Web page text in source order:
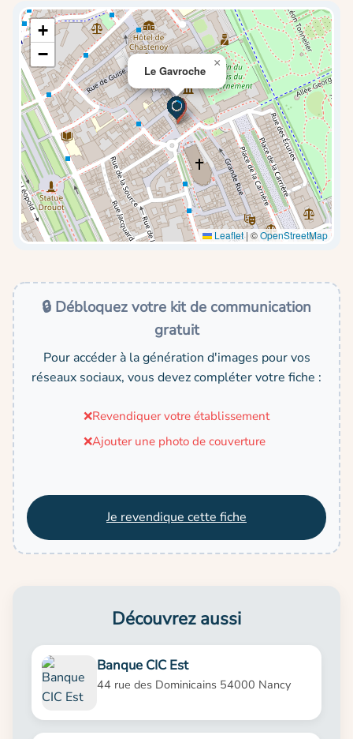
Le Gavroche
×
+
−
Leaflet | ©OpenStreetMap
🔒 Débloquez votre kit de communication
gratuit
Pour accéder à la génération d'images pour vos
réseaux sociaux, vous devez compléter votre fiche :
❌Revendiquer votre établissement
❌Ajouter une photo de couverture
Je revendique cette fiche
Découvrez aussi
Banque CIC Est
44 rue des Dominicains 54000 Nancy